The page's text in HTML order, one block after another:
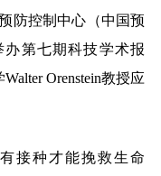
防控制中心（中国预
第七期科技学术报
Walter Orenstein教授应
接种才能挽救生命